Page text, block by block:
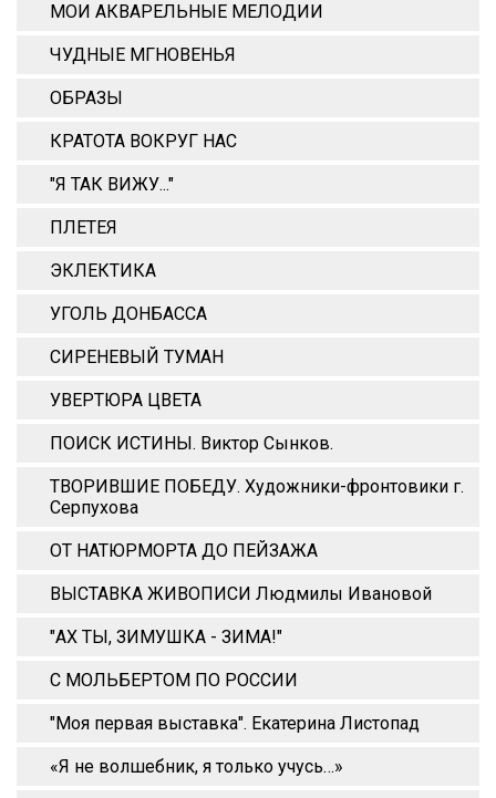
МОИ АКВАРЕЛЬНЫЕ МЕЛОДИИ
ЧУДНЫЕ МГНОВЕНЬЯ
ОБРАЗЫ
КРАТОТА ВОКРУГ НАС
"Я ТАК ВИЖУ..."
ПЛЕТЕЯ
ЭКЛЕКТИКА
УГОЛЬ ДОНБАССА
СИРЕНЕВЫЙ ТУМАН
УВЕРТЮРА ЦВЕТА
ПОИСК ИСТИНЫ. Виктор Сынков.
ТВОРИВШИЕ ПОБЕДУ. Художники-фронтовики г.
Серпухова
ОТ НАТЮРМОРТА ДО ПЕЙЗАЖА
ВЫСТАВКА ЖИВОПИСИ Людмилы Ивановой
"АХ ТЫ, ЗИМУШКА - ЗИМА!"
С МОЛЬБЕРТОМ ПО РОССИИ
"Моя первая выставка". Екатерина Листопад
«Я не волшебник, я только учусь…»